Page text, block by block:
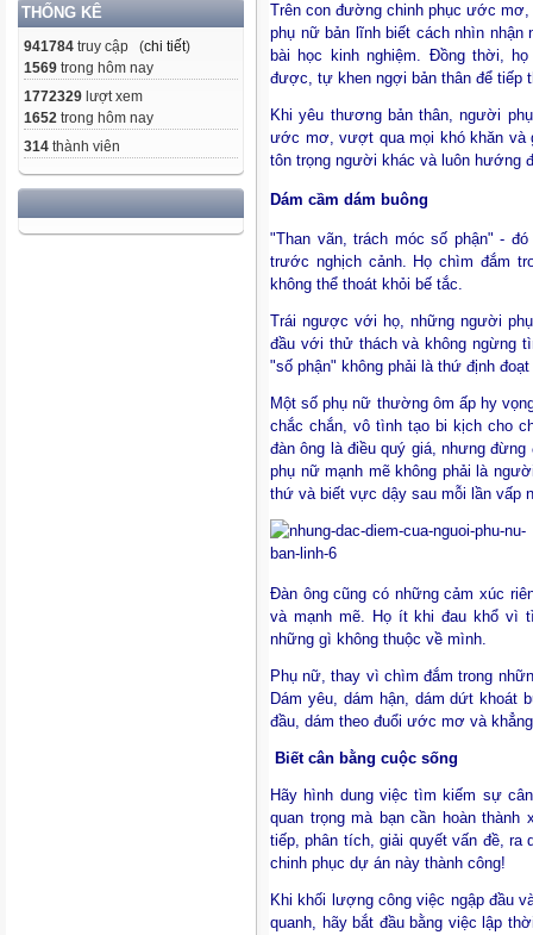
THỐNG KÊ
941784 truy cập (chi tiết)
1569 trong hôm nay
1772329 lượt xem
1652 trong hôm nay
314 thành viên
Trên con đường chinh phục ước
phụ nữ bản lĩnh biết cách nhìn
bài học kinh nghiệm. Đồng thời,
được, tự khen ngợi bản thân để tiếp
Khi yêu thương bản thân, người
ước mơ, vượt qua mọi khó khăn và
tôn trọng người khác và luôn hướng
Dám cầm dám buông
"Than vãn, trách móc số phận" -
trước nghịch cảnh. Họ chìm đắm
không thể thoát khỏi bế tắc.
Trái ngược với họ, những người
đầu với thử thách và không ngừng
"số phận" không phải là thứ định
Một số phụ nữ thường ôm ấp hy
chắc chắn, vô tình tạo bi kịch cho
đàn ông là điều quý giá, nhưng
phụ nữ mạnh mẽ không phải là
thứ và biết vực dậy sau mỗi lần vấp
Đàn ông cũng có những cảm xúc
và mạnh mẽ. Họ ít khi đau khổ vì
những gì không thuộc về mình.
Phụ nữ, thay vì chìm đắm trong
Dám yêu, dám hận, dám dứt khoát
đầu, dám theo đuổi ước mơ và
Biết cân bằng cuộc sống
Hãy hình dung việc tìm kiếm sự
quan trọng mà bạn cần hoàn
tiếp, phân tích, giải quyết vấn đề, ra
chinh phục dự án này thành công!
Khi khối lượng công việc ngập đầu
quanh, hãy bắt đầu bằng việc lập